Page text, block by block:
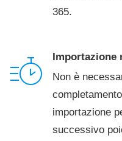
365.
Importazione
Non è
importazione
successivo